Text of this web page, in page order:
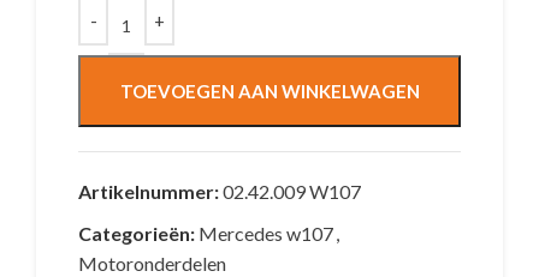
TOEVOEGEN AAN WINKELWAGEN
Artikelnummer:02.42.009 W107
Categorieën: Mercedes w107,
Motoronderdelen